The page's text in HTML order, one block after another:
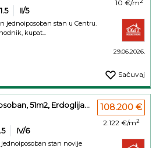
1.5 II/5
jednoiposoban stan u Centru.
kupat...
10 €/m
29.06.2026.
Sačuvaj
51m2, Erdoglija...
IV/6
stan novije
108.200 €
2.122 €/m2